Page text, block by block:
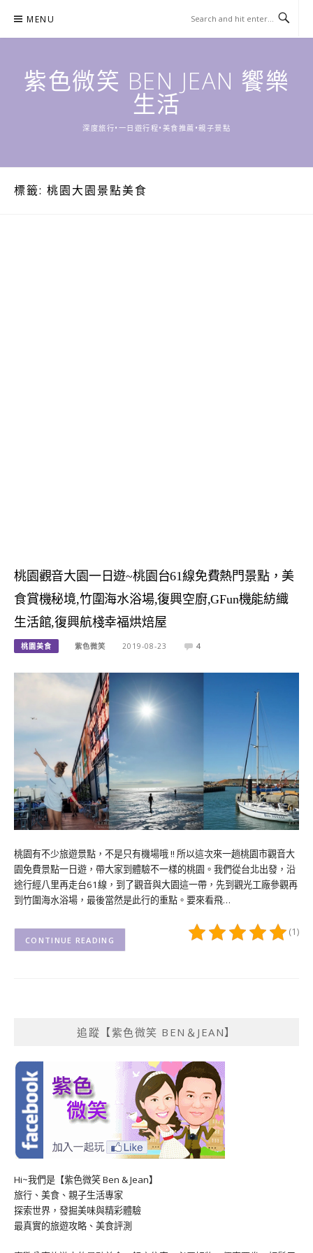
content
MENU
紫色微笑 BEN JEAN 饗樂
生活
深度旅行•一日遊行程•美食推薦•親子景點
標籤: 桃園大園景點美食
桃園觀音大園一日遊~桃園台61線免費熱門景點，美
食賞機秘境,竹圍海水浴場,復興空廚,GFun機能紡織
生活館,復興航棧幸福烘焙屋
桃園美食 紫色微笑 2019-08-23 4
桃園有不少旅遊景點，不是只有機場哦 !! 所以這次來一趟桃園市觀音大
園免費景點一日遊，帶大家到體驗不一樣的桃園。我們從台北出發，沿
途行經八里再走台61線，到了觀音與大園這一帶，先到觀光工廠參觀再
到竹圍海水浴場，最後當然是此行的重點。要來看飛…
(1)
CONTINUE READING
追蹤【紫色微笑 BEN＆JEAN】
Hi~我們是【紫色微笑 Ben & Jean】
旅行、美食、親子生活專家
探索世界，發掘美味與精彩體驗
最真實的旅遊攻略、美食評測